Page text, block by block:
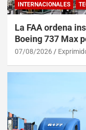
INTERNACIONALES
La FAA ordena
Boeing 737 Max
07/08/2026